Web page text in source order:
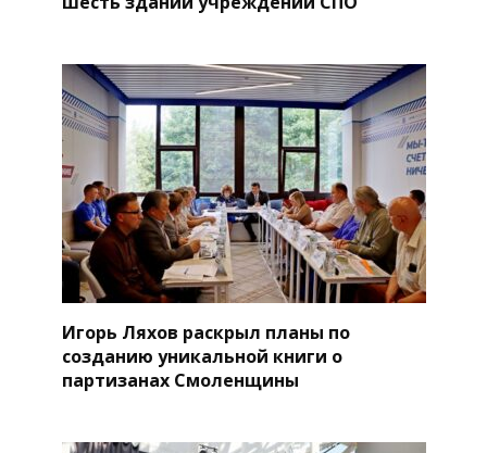
Игорь Ляхов раскрыл планы по
созданию уникальной книги о
партизанах Смоленщины